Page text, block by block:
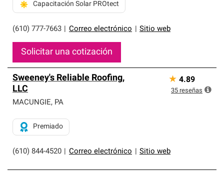
(610) 777-7663 Correo electrónico Sitio web
Capacitación Solar PROtect
Solicitar una cotización
Sweeney's Reliable Roofing,
LLC
MACUNGIE, PA
(610) 844-4520 Correo electrónico Sitio web
Premiado
★ 4.89
35 reseñas